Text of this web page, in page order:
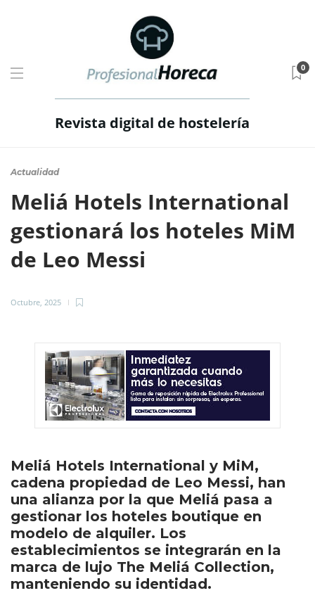
Revista digital de hostelería
0
Actualidad
Meliá Hotels International
gestionará los hoteles MiM
de Leo Messi
Octubre, 2025
Meliá Hotels International y MiM,
cadena propiedad de Leo Messi, han
una alianza por la que Meliá pasa a
gestionar los hoteles boutique en
modelo de alquiler. Los
establecimientos se integrarán en la
marca de lujo The Meliá Collection,
manteniendo su identidad.